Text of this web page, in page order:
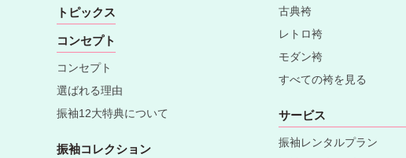
トピックス
コンセプト
コンセプト
選ばれる理由
振袖12大特典について
振袖コレクション
古典袴
レトロ袴
モダン袴
すべての袴を見る
サービス
振袖レンタルプラン